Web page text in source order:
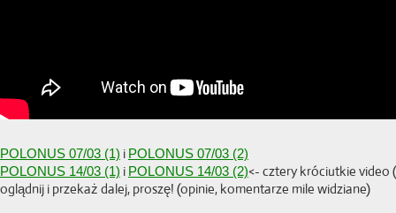
POLONUS 07/03 (1) i POLONUS 07/03 (2)
POLONUS 14/03 (1) i POLONUS 14/03 (2)<- cztery króciutkie video
oglądnij i przekaż dalej, proszę! (opinie, komentarze mile widziane)